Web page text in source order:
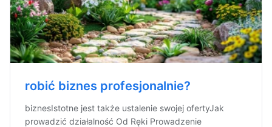
robić biznes profesjonalnie?
biznesIstotne jest także ustalenie swojej ofertyJak
prowadzić działalność Od Ręki Prowadzenie